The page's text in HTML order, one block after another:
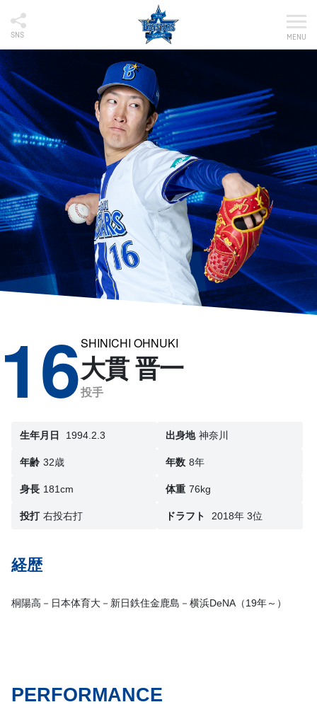
SNS MENU
16SHINICHI OHNUKI
大貫 晋一
投手
生年月日 1994.2.3 出身地 神奈川
年齢 32歳 年数 8年
身長 181cm 体重 76kg
投打 右投右打 ドラフト 2018年 3位
経歴
桐陽高－日本体育大－新日鉄住金鹿島－横浜DeNA（19年～）
PERFORMANCE